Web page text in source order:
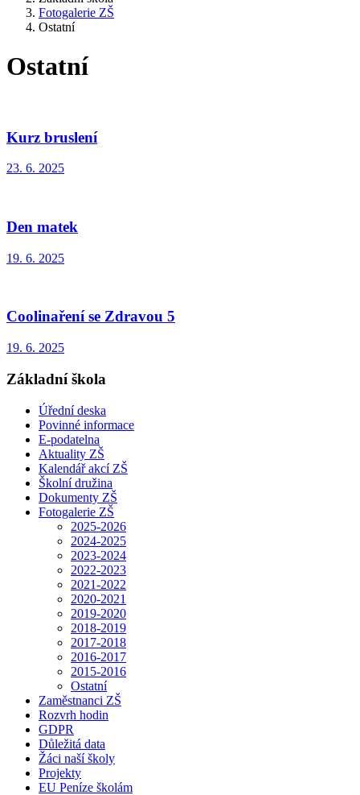
Fotogalerie ZŠ
Ostatní
Ostatní
Kurz bruslení
23. 6. 2025
Den matek
19. 6. 2025
Coolinaření se Zdravou 5
19. 6. 2025
Základní škola
Úřední deska
Povinné informace
E-podatelna
Aktuality ZŠ
Kalendář akcí ZŠ
Školní družina
Dokumenty ZŠ
Fotogalerie ZŠ
2025-2026
2024-2025
2023-2024
2022-2023
2021-2022
2020-2021
2019-2020
2018-2019
2017-2018
2016-2017
2015-2016
Ostatní
Zaměstnanci ZŠ
Rozvrh hodin
GDPR
Důležitá data
Žáci naší školy
Projekty
EU Peníze školám